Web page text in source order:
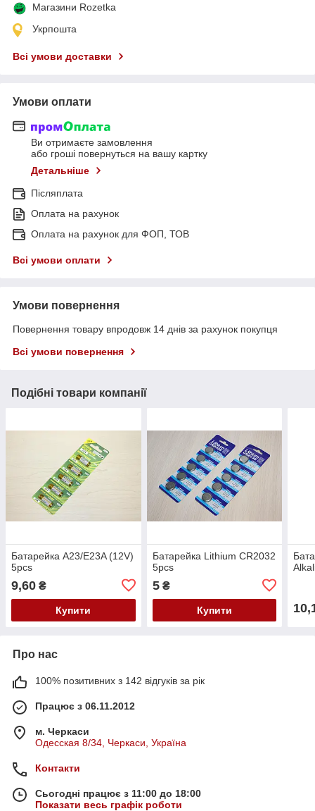
Магазини Rozetka
Укрпошта
Всі умови доставки
Умови оплати
Ви отримаєте замовлення
або гроші повернуться на вашу картку
Детальніше
Післяплата
Оплата на рахунок
Оплата на рахунок для ФОП, ТОВ
Всі умови оплати
Умови повернення
Повернення товару впродовж 14 днів за рахунок покупця
Всі умови повернення
Подібні товари компанії
Батарейка A23/E23A (12V)
5pcs
9,60 ₴
Купити
Батарейка Lithium CR2032
5pcs
5₴
Купити
Про нас
100% позитивних з 142 відгуків за рік
Працює з 06.11.2012
м. Черкаси
Одесская 8/34, Черкаси, Україна
Контакти
Сьогодні працює з 11:00 до 18:00
Показати весь графік роботи